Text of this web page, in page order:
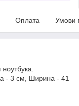
Оплата Умови
- 3 см, Ширина - 41